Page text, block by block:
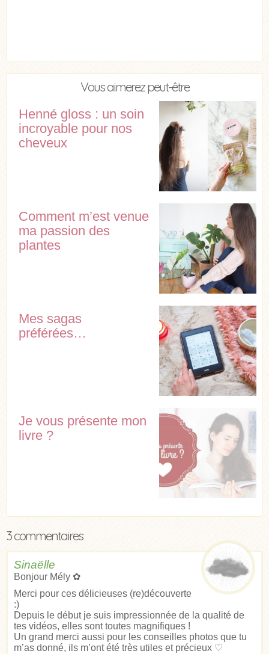
Vous aimerez peut-être
Henné gloss : un soin
incroyable pour nos
cheveux
Comment m’est venue
ma passion des
plantes
Mes sagas
préférées…
Je vous présente mon
livre ?
3 commentaires
Sinaëlle
Bonjour Mély ✿
Merci pour ces délicieuses (re)découverte
:)
Depuis le début je suis impressionnée de la qualité de
tes vidéos, elles sont toutes magnifiques !
Un grand merci aussi pour les conseilles photos que tu
m’as donné, ils m’ont été très utiles et précieux ♡